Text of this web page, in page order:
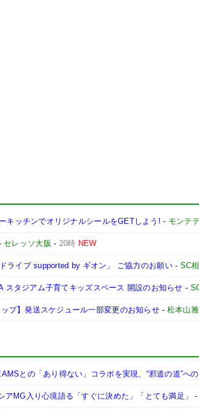
キッチンでオリジナルシールをGETしよう! - モンテ
セレッソ大阪 - 20時 NEW
ライブ supported by ギオン」 ご協力のお願い- SC
スタジアム子育てキッズスペース 開設のお知らせ -
プ】発送スケジュール一部変更のお知らせ- 松本山
との「あり得ない」コラボを実現、“邪道の道”へ
MG入り心境語る「すぐに決めた」「とても満足」